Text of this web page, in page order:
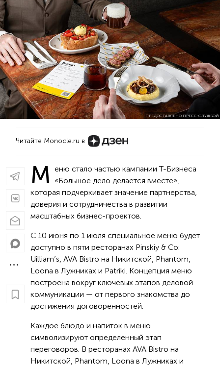
ПРЕДОСТАВЛЕНО ПРЕСС-СЛУЖБОЙ
Читайте Monocle.ru в
М еню стало частью кампании Т-Бизнеса
«Большое дело делается вместе»,
которая подчеркивает значение партнерства,
доверия и сотрудничества в развитии
масштабных бизнес-проектов.
С 10 июня по 1 июля специальное меню будет
доступно в пяти ресторанах Pinskiy & Co:
Uilliam’s, AVA Bistro на Никитской, Phantom,
Loona в Лужниках и Patriki. Концепция меню
построена вокруг ключевых этапов деловой
коммуникации — от первого знакомства до
достижения договоренностей.
Каждое блюдо и напиток в меню
символизируют определенный этап
переговоров. В ресторанах AVA Bistro на
Никитской, Phantom, Loona в Лужниках и